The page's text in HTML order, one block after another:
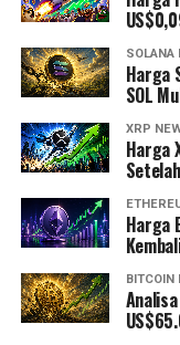
SOLANA
Harga
SOL
XRP
Harga
Harga
BITCOIN